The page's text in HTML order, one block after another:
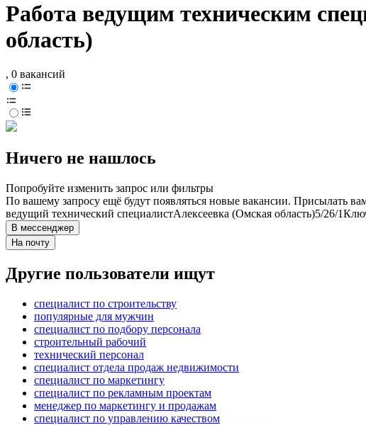
Работа ведущим техническим
область)
, 0 вакансий
Ничего не нашлось
Попробуйте изменить запрос или фильтры
По вашему запросу ещё будут появляться новые вакансии. Присылать
ведущий технический специалистАлексеевка (Омская область)5/26/1
В мессенджер
На почту
Другие пользователи ищут
специалист по строительству
популярные для мужчин
специалист по подбору персонала
строительный рабочий
технический персонал
специалист отдела продаж недвижимости
специалист по маркетингу
специалист по рекламным проектам
менеджер по маркетингу и продажам
специалист по управлению качеством